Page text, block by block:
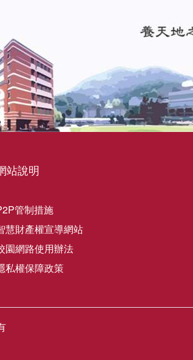
站說明
管制措施
慧財產權宣導網站
園網路使用辦法
私權保障政策